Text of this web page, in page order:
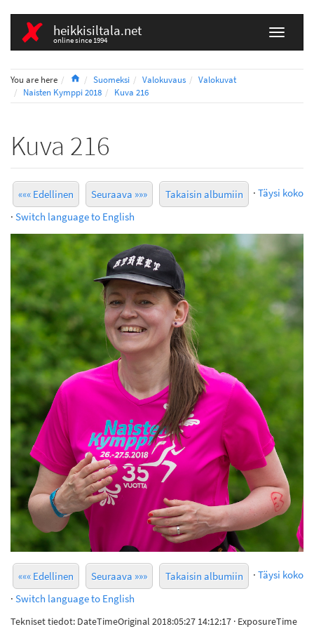
heikkisiltala.net
online since 1994
You are here HomeSuomeksi Valokuvaus
Valokuvat
Naisten Kymppi 2018
Kuva 216
Kuva 216
««« Edellinen Seuraava »»» Takaisin albumiin · Täysi koko
· Switch language to English
««« Edellinen Seuraava »»» Takaisin albumiin · Täysi koko
· Switch language to English
Tekniset tiedot: DateTimeOriginal 2018:05:27 14:12:17 · ExposureTime